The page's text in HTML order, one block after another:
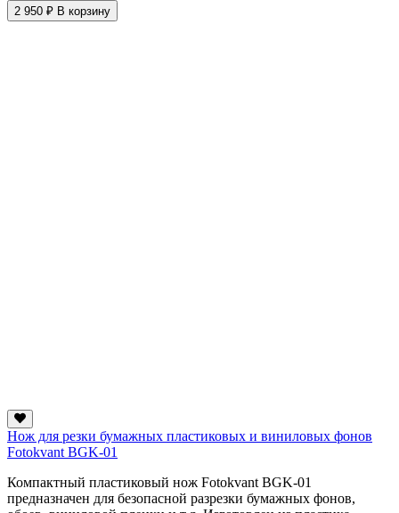
2 950 ₽ В корзину
Нож для резки бумажных пластиковых и виниловых фонов
Fotokvant BGK-01
Компактный пластиковый нож Fotokvant BGK-01
предназначен для безопасной разрезки бумажных фонов,